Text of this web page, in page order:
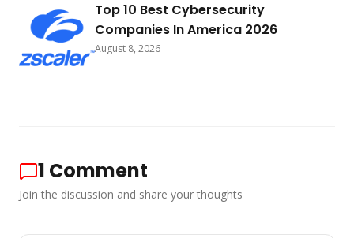
Top 10 Best Cybersecurity
Companies In America 2026
August 8, 2026
1 Comment
Join the discussion and share your thoughts